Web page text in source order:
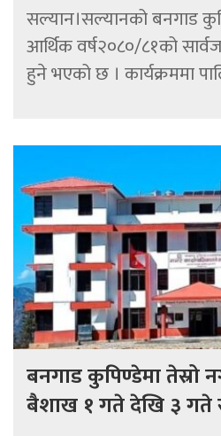
सल्यान।सल्यानको बनगाड
आर्थिक वर्ष२०८०/८१को
हुने भएको छ । कार्यक्रममा
बनगाड कुपिण्डेमा तेस्रो
बैशाख १ गते देखि ३ गते